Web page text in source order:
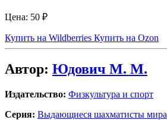
Цена: 50 ₽
Купить на Wildberries Купить на Ozon
Автор: Юдович М. М.
Издательство: Физкультура и спорт
Серия: Выдающиеся шахматисты мира